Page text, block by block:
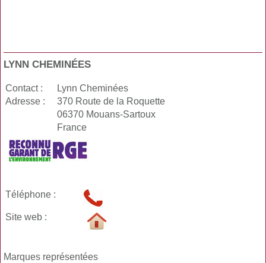
LYNN CHEMINÉES
Contact :
Lynn Cheminées
Adresse :
370 Route de la Roquette
06370 Mouans-Sartoux
France
Téléphone :
Site web :
Marques représentées